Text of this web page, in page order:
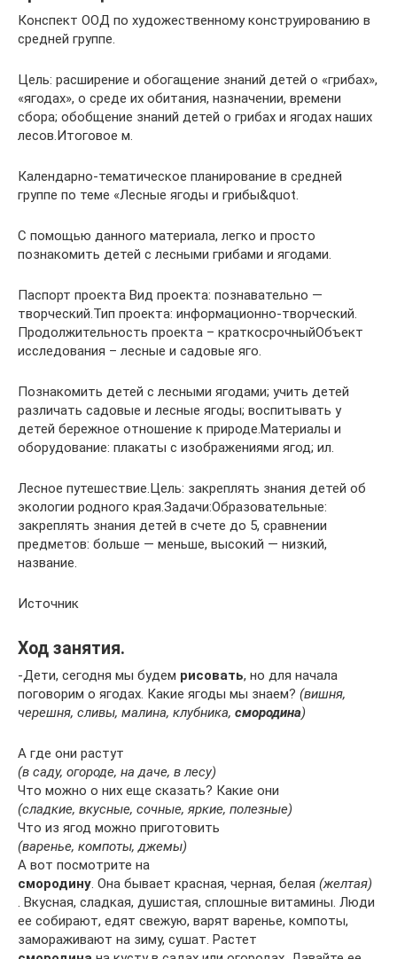
Конспект ООД по художественному конструированию в
средней группе.
Цель: расширение и обогащение знаний детей о «грибах»,
«ягодах», о среде их обитания, назначении, времени
сбора; обобщение знаний детей о грибах и ягодах наших
лесов.Итоговое м.
Календарно-тематическое планирование в средней
группе по теме «Лесные ягоды и грибы&quot.
С помощью данного материала, легко и просто
познакомить детей с лесными грибами и ягодами.
Паспорт проекта Вид проекта: познавательно —
творческий.Тип проекта: информационно-творческий.
Продолжительность проекта – краткосрочныйОбъект
исследования – лесные и садовые яго.
Познакомить детей с лесными ягодами; учить детей
различать садовые и лесные ягоды; воспитывать у
детей бережное отношение к природе.Материалы и
оборудование: плакаты с изображениями ягод; ил.
Лесное путешествие.Цель: закреплять знания детей об
экологии родного края.Задачи:Образовательные:
закреплять знания детей в счете до 5, сравнении
предметов: больше — меньше, высокий — низкий,
название.
Источник
Ход занятия.
-Дети, сегодня мы будем рисовать, но для начала
поговорим о ягодах. Какие ягоды мы знаем? (вишня,
черешня, сливы, малина, клубника, смородина)
А где они растут
(в саду, огороде, на даче, в лесу)
Что можно о них еще сказать? Какие они
(сладкие, вкусные, сочные, яркие, полезные)
Что из ягод можно приготовить
(варенье, компоты, джемы)
А вот посмотрите на
смородину. Она бывает красная, черная, белая (желтая)
. Вкусная, сладкая, душистая, сплошные витамины. Люди
ее собирают, едят свежую, варят варенье, компоты,
замораживают на зиму, сушат. Растет